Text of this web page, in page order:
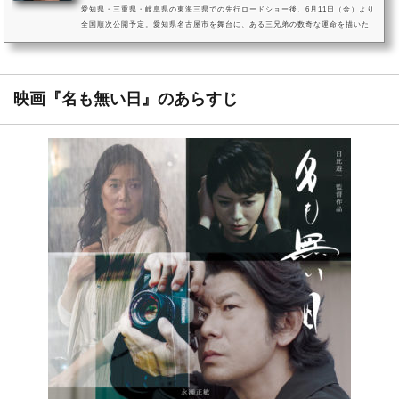
愛知県・三重県・岐阜県の東海三県での先行ロードショー後、6月11日（金）より
全国順次公開予定。愛知県名古屋市を舞台に、ある三兄弟の数奇な運命を描いた
映画『名も無い日』のあらすじ